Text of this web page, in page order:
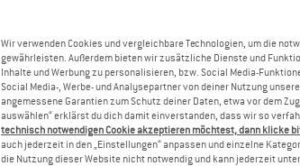
Wir verwenden Cookies und vergleichbare Technologien, um die
gewährleisten. Außerdem bieten wir zusätzliche Dienste und
Inhalte und Werbung zu personalisieren, bzw. Social Media-
Social Media-, Werbe- und Analysepartner von deiner Nutzung
angemessene Garantien zum Schutz deiner Daten, etwa vor dem
auswählen“ erklärst du dich damit einverstanden, dass wir so
technisch notwendigen Cookie akzeptieren möchtest, dann klicke
auch jederzeit in den „Einstellungen“ anpassen und einzelne
die Nutzung dieser Website nicht notwendig und kann jederzeit